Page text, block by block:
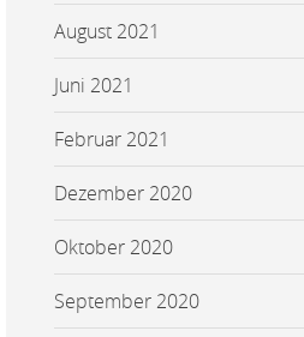
August 2021
Juni 2021
Februar 2021
Dezember 2020
Oktober 2020
September 2020